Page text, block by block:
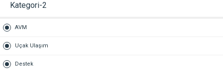
Kategori-2
AVM
Uçak Ulaşım
Destek